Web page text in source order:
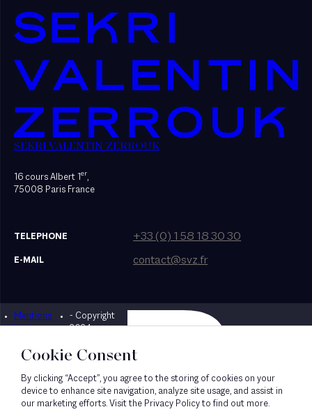
SEKRI VALENTIN ZERROUK
16 cours Albert 1er,
75008 Paris France
TELEPHONE +33 (0) 1 58 18 30 30
E-MAIL contact@svz.fr
Mentions
légales
- Copyright
2024
Designed by Bonhomme
Cookie Consent
By clicking “Accept”, you agree to the storing of cookies on your
device to enhance site navigation, analyze site usage, and assist in
our marketing efforts. Visit the Privacy Policy to find out more.